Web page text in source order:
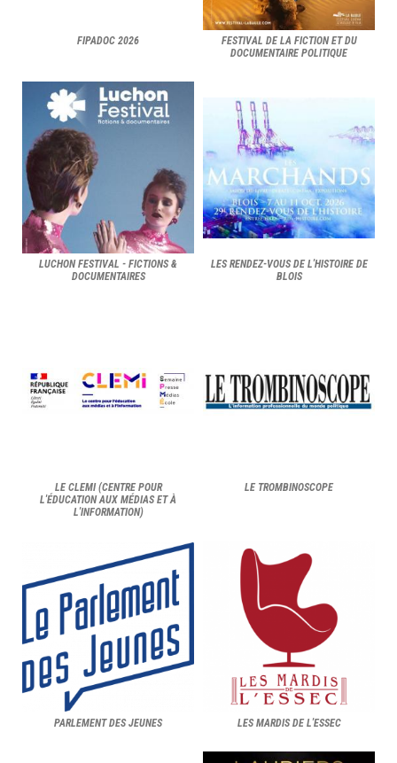
FIPADOC 2026
FESTIVAL DE LA FICTION ET DU
DOCUMENTAIRE POLITIQUE
LUCHON FESTIVAL - FICTIONS &
DOCUMENTAIRES
LES RENDEZ-VOUS DE L'HISTOIRE DE
BLOIS
LE CLEMI (CENTRE POUR
L'ÉDUCATION AUX MÉDIAS ET À
L'INFORMATION)
LE TROMBINOSCOPE
PARLEMENT DES JEUNES LES MARDIS DE L'ESSEC